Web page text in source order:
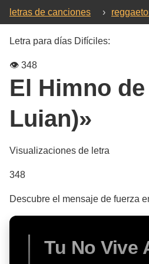
letras de canciones ›
Letra para días Difíciles:
👁️ 348
El Himno
Luian)»
Visualizaciones de letra
348
Descubre el mensaje de fuerza
Tu No Vive